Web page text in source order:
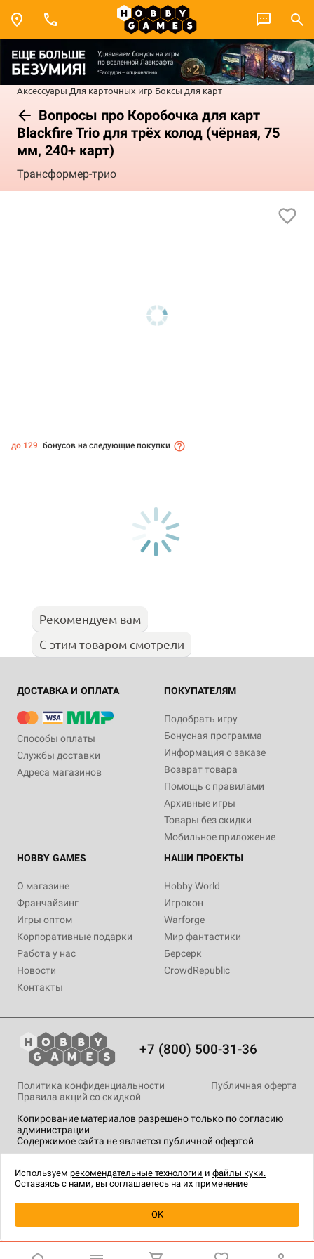
Аксессуары Для карточных игр Боксы для карт
Вопросы про Коробочка для карт
Blackfire Trio для трёх колод (чёрная, 75
мм, 240+ карт)
Трансформер-трио
Купить| 1 290 ₽
до 129 бонусов на следующие покупки
Рекомендуем вам
С этим товаром смотрели
ДОСТАВКА И ОПЛАТА
Способы оплаты
Службы доставки
Адреса магазинов
ПОКУПАТЕЛЯМ
Подобрать игру
Бонусная программа
Информация о заказе
Возврат товара
Помощь с правилами
Архивные игры
Товары без скидки
Мобильное приложение
HOBBY GAMES
О магазине
Франчайзинг
Игры оптом
Корпоративные подарки
Работа у нас
Новости
Контакты
НАШИ ПРОЕКТЫ
Hobby World
Игрокон
Warforge
Мир фантастики
Берсерк
CrowdRepublic
+7 (800) 500-31-36
Копирование материалов разрешено только по согласию
администрации
Содержимое сайта не является публичной офертой
Политика конфиденциальности
Публичная оферта
Правила акций со скидкой
технологии.
Используем рекомендательные технологии и файлы куки.
Оставаясь с нами, вы соглашаетесь на их применение
OK